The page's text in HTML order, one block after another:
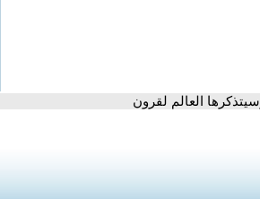
العالم لقرون